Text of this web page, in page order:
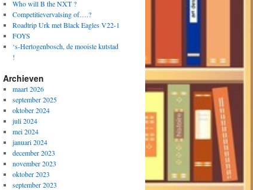
Who will B the NXT ?
Competitievervalsing of….?
Roadtrip Urk met Black Eagles V22-1
FOYS
‘s-Hertogenbosch, de mooiste kutstad
!
Archieven
maart 2026
september 2025
oktober 2024
juli 2024
mei 2024
januari 2024
december 2023
november 2023
oktober 2023
september 2023